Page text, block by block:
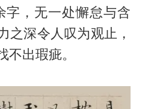
字，无一处懈怠与含
之深令人叹为观止，
不出瑕疵。